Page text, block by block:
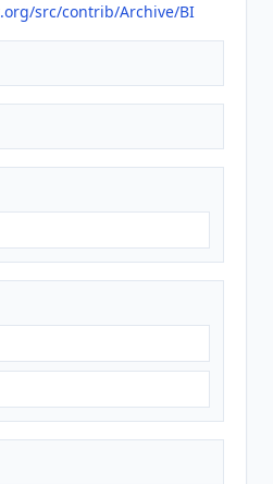
src/contrib/Archive/BI